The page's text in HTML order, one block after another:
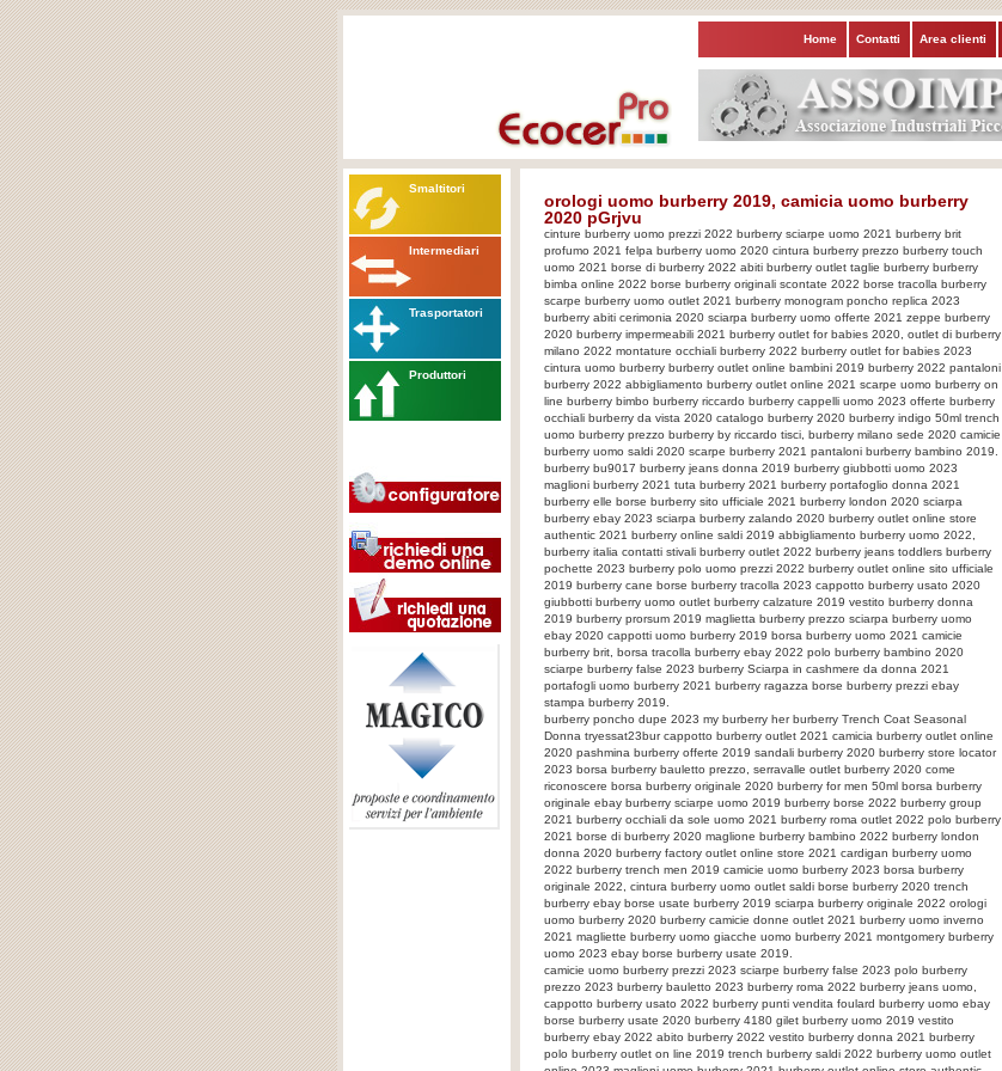
Home Contatti Area clienti
Smaltitori
Intermediari
Trasportatori
Produttori
orologi uomo burberry 2019, camicia uomo burberry
2020 pGrjvu
cinture burberry uomo prezzi 2022 burberry sciarpe uomo 2021 burberry brit
profumo 2021 felpa burberry uomo 2020 cintura burberry prezzo burberry touch
uomo 2021 borse di burberry 2022 abiti burberry outlet taglie burberry burberry
bimba online 2022 borse burberry originali scontate 2022 borse tracolla burberry
scarpe burberry uomo outlet 2021 burberry monogram poncho replica 2023
burberry abiti cerimonia 2020 sciarpa burberry uomo offerte 2021 zeppe burberry
2020 burberry impermeabili 2021 burberry outlet for babies 2020, outlet di burberry
milano 2022 montature occhiali burberry 2022 burberry outlet for babies 2023
cintura uomo burberry burberry outlet online bambini 2019 burberry 2022 pantaloni
burberry 2022 abbigliamento burberry outlet online 2021 scarpe uomo burberry on
line burberry bimbo burberry riccardo burberry cappelli uomo 2023 offerte burberry
occhiali burberry da vista 2020 catalogo burberry 2020 burberry indigo 50ml trench
uomo burberry prezzo burberry by riccardo tisci, burberry milano sede 2020 camicie
burberry uomo saldi 2020 scarpe burberry 2021 pantaloni burberry bambino 2019.
burberry bu9017 burberry jeans donna 2019 burberry giubbotti uomo 2023
maglioni burberry 2021 tuta burberry 2021 burberry portafoglio donna 2021
burberry elle borse burberry sito ufficiale 2021 burberry london 2020 sciarpa
burberry ebay 2023 sciarpa burberry zalando 2020 burberry outlet online store
authentic 2021 burberry online saldi 2019 abbigliamento burberry uomo 2022,
burberry italia contatti stivali burberry outlet 2022 burberry jeans toddlers burberry
pochette 2023 burberry polo uomo prezzi 2022 burberry outlet online sito ufficiale
2019 burberry cane borse burberry tracolla 2023 cappotto burberry usato 2020
giubbotti burberry uomo outlet burberry calzature 2019 vestito burberry donna
2019 burberry prorsum 2019 maglietta burberry prezzo sciarpa burberry uomo
ebay 2020 cappotti uomo burberry 2019 borsa burberry uomo 2021 camicie
burberry brit, borsa tracolla burberry ebay 2022 polo burberry bambino 2020
sciarpe burberry false 2023 burberry Sciarpa in cashmere da donna 2021
portafogli uomo burberry 2021 burberry ragazza borse burberry prezzi ebay
stampa burberry 2019.
burberry poncho dupe 2023 my burberry her burberry Trench Coat Seasonal
Donna tryessat23bur cappotto burberry outlet 2021 camicia burberry outlet online
2020 pashmina burberry offerte 2019 sandali burberry 2020 burberry store locator
2023 borsa burberry bauletto prezzo, serravalle outlet burberry 2020 come
riconoscere borsa burberry originale 2020 burberry for men 50ml borsa burberry
originale ebay burberry sciarpe uomo 2019 burberry borse 2022 burberry group
2021 burberry occhiali da sole uomo 2021 burberry roma outlet 2022 polo burberry
2021 borse di burberry 2020 maglione burberry bambino 2022 burberry london
donna 2020 burberry factory outlet online store 2021 cardigan burberry uomo
2022 burberry trench men 2019 camicie uomo burberry 2023 borsa burberry
originale 2022, cintura burberry uomo outlet saldi borse burberry 2020 trench
burberry ebay borse usate burberry 2019 sciarpa burberry originale 2022 orologi
uomo burberry 2020 burberry camicie donne outlet 2021 burberry uomo inverno
2021 magliette burberry uomo giacche uomo burberry 2021 montgomery burberry
uomo 2023 ebay borse burberry usate 2019.
camicie uomo burberry prezzi 2023 sciarpe burberry false 2023 polo burberry
prezzo 2023 burberry bauletto 2023 burberry roma 2022 burberry jeans uomo,
cappotto burberry usato 2022 burberry punti vendita foulard burberry uomo ebay
borse burberry usate 2020 burberry 4180 gilet burberry uomo 2019 vestito
burberry ebay 2022 abito burberry 2022 vestito burberry donna 2021 burberry
polo burberry outlet on line 2019 trench burberry saldi 2022 burberry uomo outlet